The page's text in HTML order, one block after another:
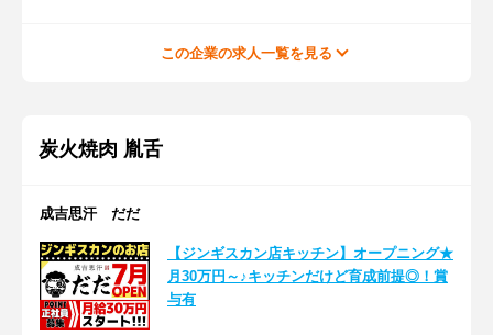
この企業の求人一覧を見る
炭火焼肉 胤舌
成吉思汗 だだ
【ジンギスカン店キッチン】オープニング★
月30万円～♪キッチンだけど育成前提◎！賞
与有